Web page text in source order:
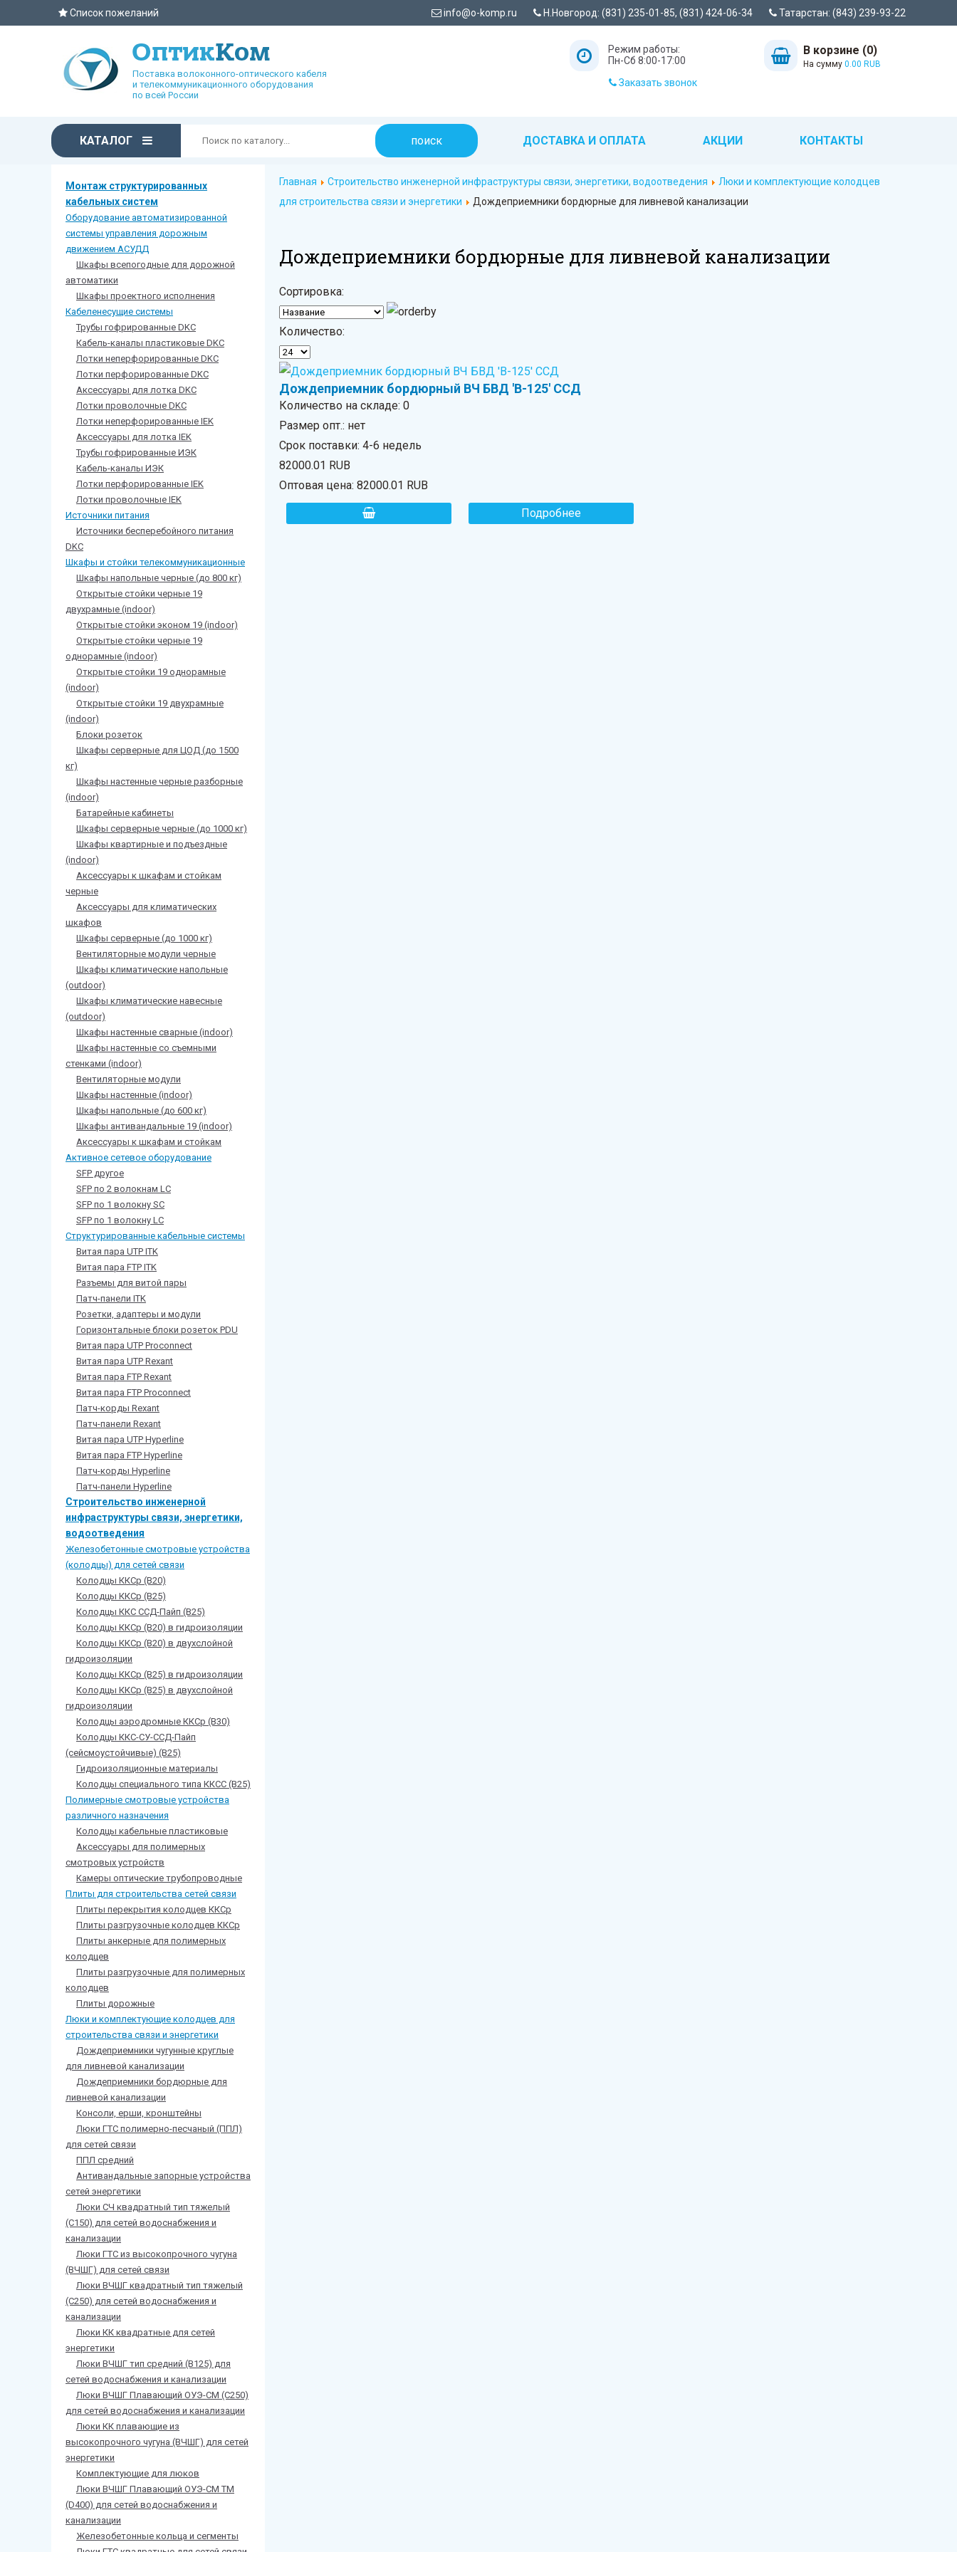
Список пожеланий info@o-komp.ru Н.Новгород: (831) 235-01-85, (831) 424-06-34 Татарстан: (843) 239-93-22
Поставка волоконного-оптического кабеля
и телекоммуникационного оборудования
по всей России
Режим работы:
Пн-Сб 8:00-17:00
Заказать звонок
В корзине (0)
На сумму 0.00 RUB
КАТАЛОГ ДОСТАВКА И ОПЛАТА АКЦИИ КОНТАКТЫ
Монтаж структурированных
кабельных систем
Оборудование автоматизированной
системы управления дорожным
движением АСУДД
Шкафы всепогодные для дорожной
автоматики
Шкафы проектного исполнения
Кабеленесущие системы
Трубы гофрированные DKC
Кабель-каналы пластиковые DKC
Лотки неперфорированные DKC
Лотки перфорированные DKC
Аксессуары для лотка DKC
Лотки проволочные DKC
Лотки неперфорированные IEK
Аксессуары для лотка IEK
Трубы гофрированные ИЭК
Кабель-каналы ИЭК
Лотки перфорированные IEK
Лотки проволочные IEK
Источники питания
Источники бесперебойного питания
DKС
Шкафы и стойки телекоммуникационные
Шкафы напольные черные (до 800 кг)
Открытые стойки черные 19
двухрамные (indoor)
Открытые стойки эконом 19 (indoor)
Открытые стойки черные 19
однорамные (indoor)
Открытые стойки 19 однорамные
(indoor)
Открытые стойки 19 двухрамные
(indoor)
Блоки розеток
Шкафы серверные для ЦОД (до 1500
кг)
Шкафы настенные черные разборные
(indoor)
Батарейные кабинеты
Шкафы серверные черные (до 1000 кг)
Шкафы квартирные и подъездные
(indoor)
Аксессуары к шкафам и стойкам
черные
Аксессуары для климатических
шкафов
Шкафы серверные (до 1000 кг)
Вентиляторные модули черные
Шкафы климатические напольные
(outdoor)
Шкафы климатические навесные
(outdoor)
Шкафы настенные сварные (indoor)
Шкафы настенные со съемными
стенками (indoor)
Вентиляторные модули
Шкафы настенные (indoor)
Шкафы напольные (до 600 кг)
Шкафы антивандальные 19 (indoor)
Аксессуары к шкафам и стойкам
Активное сетевое оборудование
SFP другое
SFP по 2 волокнам LC
SFP по 1 волокну SC
SFP по 1 волокну LC
Структурированные кабельные системы
Витая пара UTP ITK
Витая пара FTP ITK
Разъемы для витой пары
Патч-панели ITK
Розетки, адаптеры и модули
Горизонтальные блоки розеток PDU
Витая пара UTP Proconnect
Витая пара UTP Rexant
Витая пара FTP Rexant
Витая пара FTP Proconnect
Патч-корды Rexant
Патч-панели Rexant
Витая пара UTP Hyperline
Витая пара FTP Hyperline
Патч-корды Hyperline
Патч-панели Hyperline
Строительство инженерной
инфраструктуры связи, энергетики,
водоотведения
Железобетонные смотровые устройства
(колодцы) для сетей связи
Колодцы ККСр (В20)
Колодцы ККСр (В25)
Колодцы ККС ССД-Пайп (В25)
Колодцы ККСр (В20) в гидроизоляции
Колодцы ККСр (В20) в двухслойной
гидроизоляции
Колодцы ККСр (В25) в гидроизоляции
Колодцы ККСр (В25) в двухслойной
гидроизоляции
Колодцы аэродромные ККСр (В30)
Колодцы ККС-СУ-ССД-Пайп
(сейсмоустойчивые) (В25)
Гидроизоляционные материалы
Колодцы специального типа ККСС (В25)
Полимерные смотровые устройства
различного назначения
Колодцы кабельные пластиковые
Аксессуары для полимерных
смотровых устройств
Камеры оптические трубопроводные
Плиты для строительства сетей связи
Плиты перекрытия колодцев ККСр
Плиты разгрузочные колодцев ККСр
Плиты анкерные для полимерных
колодцев
Плиты разгрузочные для полимерных
колодцев
Плиты дорожные
Люки и комплектующие колодцев для
строительства связи и энергетики
Дождеприемники чугунные круглые
для ливневой канализации
Дождеприемники бордюрные для
ливневой канализации
Консоли, ерши, кронштейны
Люки ГТС полимерно-песчаный (ППЛ)
для сетей связи
ППЛ средний
Антивандальные запорные устройства
сетей энергетики
Люки СЧ квадратный тип тяжелый
(С150) для сетей водоснабжения и
канализации
Люки ГТС из высокопрочного чугуна
(ВЧШГ) для сетей связи
Люки ВЧШГ квадратный тип тяжелый
(С250) для сетей водоснабжения и
канализации
Люки КК квадратные для сетей
энергетики
Люки ВЧШГ тип средний (В125) для
сетей водоснабжения и канализации
Люки ВЧШГ Плавающий ОУЭ-СМ (С250)
для сетей водоснабжения и канализации
Люки КК плавающие из
высокопрочного чугуна (ВЧШГ) для сетей
энергетики
Комплектующие для люков
Люки ВЧШГ Плавающий ОУЭ-СМ ТМ
(D400) для сетей водоснабжения и
канализации
Железобетонные кольца и сегменты
Главная Строительство инженерной инфраструктуры связи, энергетики, водоотведения
Люки и комплектующие колодцев
для строительства связи и энергетики
Дождеприемники бордюрные для ливневой канализации
Дождеприемники бордюрные для ливневой канализации
Сортировка:
Количество:
Дождеприемник бордюрный ВЧ БВД 'В-125' ССД
Количество на складе: 0
Размер опт.: нет
Срок поставки: 4-6 недель
82000.01 RUB
Оптовая цена: 82000.01 RUB
Подробнее